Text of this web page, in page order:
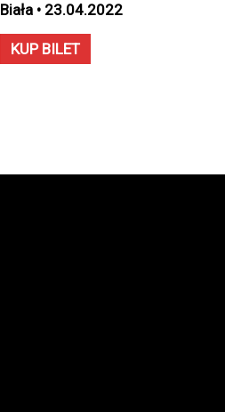
Biała • 23.04.2022
KUP BILET